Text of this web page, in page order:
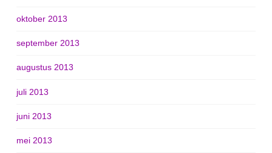
oktober 2013
september 2013
augustus 2013
juli 2013
juni 2013
mei 2013